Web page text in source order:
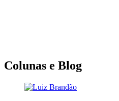
Colunas e Blog